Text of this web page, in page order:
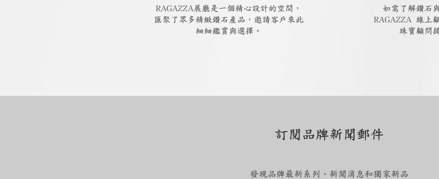
RAGAZZA展廳是一個精心設計的空間，
匯聚了眾多精緻鑽石產品，邀請客戶來此
細細鑑賞與選擇。
如需了解鑽石
RAGAZZA 線上
珠寶顧問
訂閱品牌新聞郵件
發現品牌最新系列、新聞消息和獨家新品